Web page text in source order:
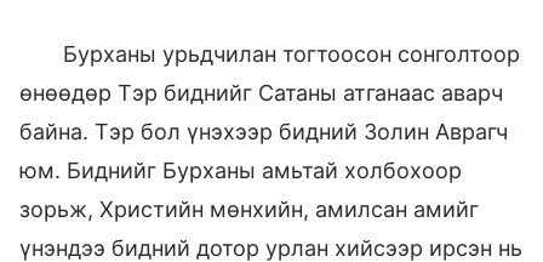
Бурханы урьдчилан тогтоосон сонголтоор
өнөөдөр Тэр биднийг Сатаны атганаас аварч
байна. Тэр бол үнэхээр бидний Золин Аврагч
юм. Биднийг Бурханы амьтай холбохоор
зорьж, Христийн мөнхийн, амилсан амийг
үнэндээ бидний дотор урлан хийсээр ирсэн нь